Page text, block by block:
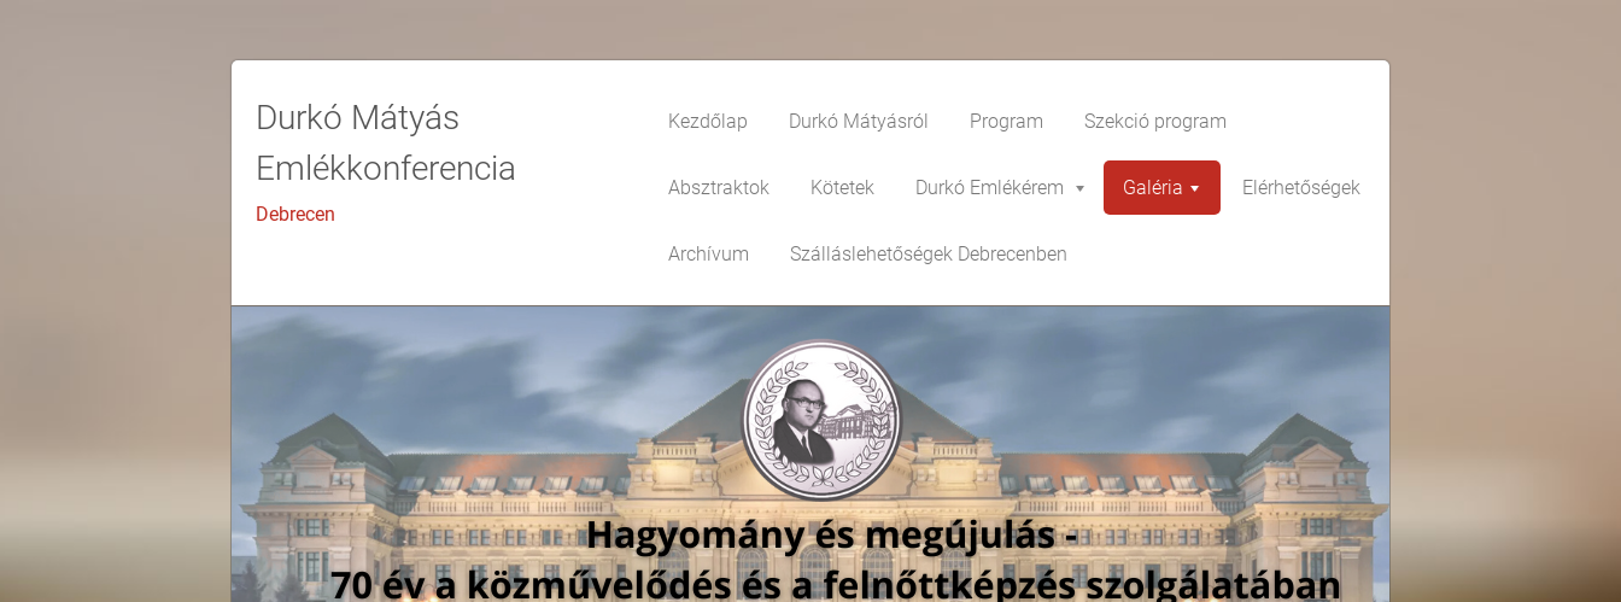
Durkó Mátyás
Emlékkonferencia
Debrecen
Kezdőlap Durkó Mátyásról Program Szekció program
Absztraktok Kötetek Durkó Emlékérem Galéria Elérhetőségek
Archívum Szálláslehetőségek Debrecenben